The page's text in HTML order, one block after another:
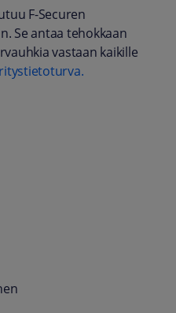
F-Securen
Se antaa tehokkaan
vastaan kaikille